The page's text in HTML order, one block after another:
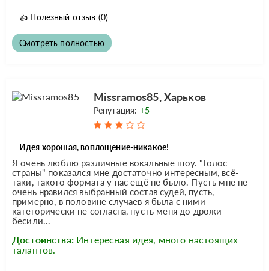
👍 Полезный отзыв (0)
Смотреть полностью
Missramos85, Харьков
Репутация: +5
Идея хорошая, воплощение-никакое!
Я очень люблю различные вокальные шоу. "Голос
страны" показался мне достаточно интересным, всё-
таки, такого формата у нас ещё не было. Пусть мне не
очень нравился выбранный состав судей, пусть,
примерно, в половине случаев я была с ними
категорически не согласна, пусть меня до дрожи
бесили...
Достоинства: Интересная идея, много настоящих
талантов.